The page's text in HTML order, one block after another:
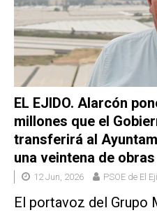
EL EJIDO. Alarcón
millones que el
transferirá al
una veintena de obras
12 Jun, 2026 PSOE de El
El portavoz del Grupo